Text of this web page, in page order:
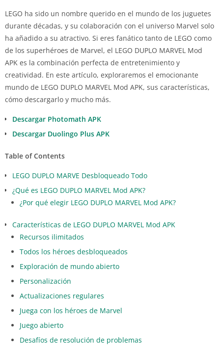
LEGO ha sido un nombre querido en el mundo de los juguetes
durante décadas, y su colaboración con el universo Marvel solo
ha añadido a su atractivo. Si eres fanático tanto de LEGO como
de los superhéroes de Marvel, el LEGO DUPLO MARVEL Mod
APK es la combinación perfecta de entretenimiento y
creatividad. En este artículo, exploraremos el emocionante
mundo de LEGO DUPLO MARVEL Mod APK, sus características,
cómo descargarlo y mucho más.
Descargar Photomath APK
Descargar Duolingo Plus APK
Table of Contents
LEGO DUPLO MARVE Desbloqueado Todo
¿Qué es LEGO DUPLO MARVEL Mod APK?
¿Por qué elegir LEGO DUPLO MARVEL Mod APK?
Características de LEGO DUPLO MARVEL Mod APK
Recursos ilimitados
Todos los héroes desbloqueados
Exploración de mundo abierto
Personalización
Actualizaciones regulares
Juega con los héroes de Marvel
Juego abierto
Desafíos de resolución de problemas